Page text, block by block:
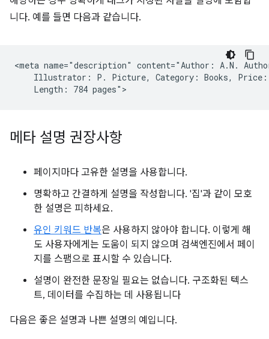
니다. 예를 들면 다음과 같습니다.
<meta name="description" content="Author: A.N.
Illustrator: P. Picture, Category: Books,
메타 설명 권장사항
페이지마다 고유한 설명을 사용합니다.
명확하고 간결하게 설명을 작성합니다. '집'과 같이 모호
한 설명은 피하세요.
유인 키워드 반복은 사용하지 않아야 합니다. 이렇게 해
도 사용자에게는 도움이 되지 않으며 검색엔진에서 페이
지를 스팸으로 표시할 수 있습니다.
설명이 완전한 문장일 필요는 없습니다. 구조화된 텍스
트, 데이터를 수집하는 데 사용됩니다
다음은 좋은 설명과 나쁜 설명의 예입니다.